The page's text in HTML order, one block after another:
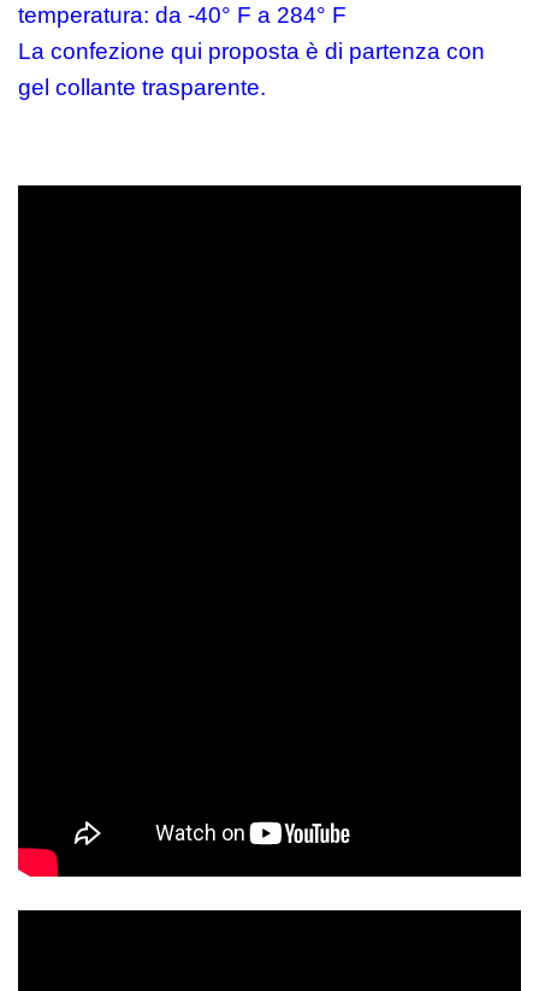
temperatura: da -40° F a 284° F
La confezione qui proposta è di partenza con
gel collante trasparente.